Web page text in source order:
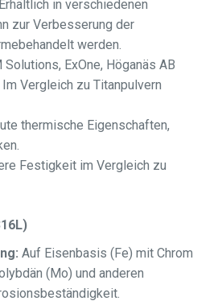
Erhältlich in verschiedenen
zur Verbesserung der
werden.
Solutions, ExOne, Höganäs AB
Im Vergleich zu Titanpulvern
thermische Eigenschaften,
Festigkeit im Vergleich zu
Auf Eisenbasis (Fe) mit Chrom
(Mo) und anderen